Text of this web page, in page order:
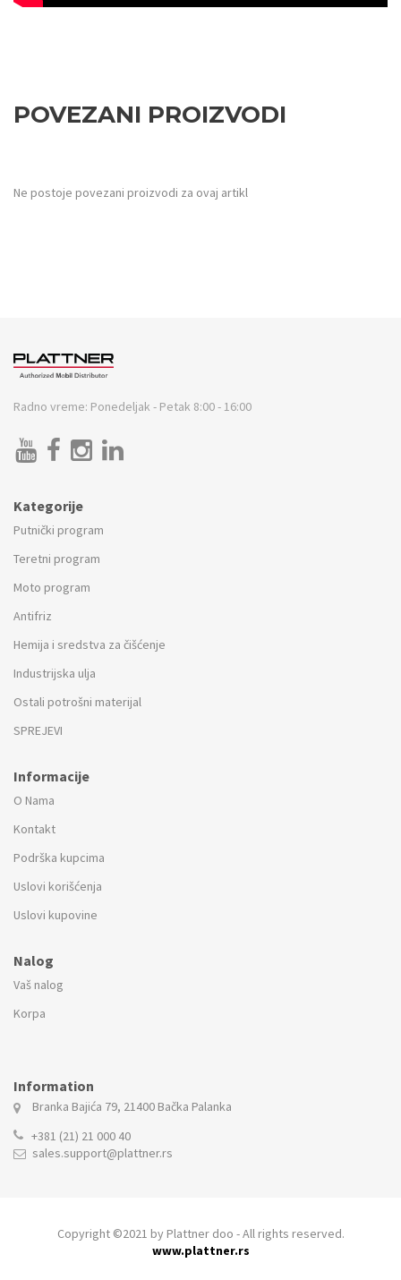
POVEZANI PROIZVODI
Ne postoje povezani proizvodi za ovaj artikl
Radno vreme: Ponedeljak - Petak 8:00 - 16:00
Kategorije
Putnički program
Teretni program
Moto program
Antifriz
Hemija i sredstva za čišćenje
Industrijska ulja
Ostali potrošni materijal
SPREJEVI
Informacije
O Nama
Kontakt
Podrška kupcima
Uslovi korišćenja
Uslovi kupovine
Nalog
Vaš nalog
Korpa
Information
Branka Bajića 79, 21400 Bačka Palanka
+381 (21) 21 000 40
sales.support@plattner.rs
Copyright ©2021 by Plattner doo - All rights reserved.
www.plattner.rs